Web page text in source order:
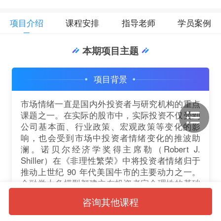
项目介绍 课程安排 指导老师 学员案例
本期项目主题
项目背景
市场情绪一直是国内外投资者与研究机构的重点
课题之一。在实际的股市中，实际投资不仅受到
公司基本面、行业政策、宏观政策等变化的影
响，也会受到市场中投资者情绪变化的推波助
澜。诺贝尔经济学奖得主席勒（Robert J.
Shiller）在《非理性繁荣》中将投资者情绪归于
推动上世纪 90 年代美国牛市的主要动力之一。
金融学大多模型都建立在投资者完全理性的基础
对公司进行理性的认识，通过理性的计算与判断
做出最有利的决定，然而理性的投资者往往也会
咨询其他课程